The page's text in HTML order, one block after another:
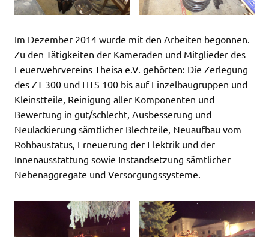
Im Dezember 2014 wurde mit den Arbeiten begonnen.
Zu den Tätigkeiten der Kameraden und Mitglieder des
Feuerwehrvereins Theisa e.V. gehörten: Die Zerlegung
des ZT 300 und HTS 100 bis auf Einzelbaugruppen und
Kleinstteile, Reinigung aller Komponenten und
Bewertung in gut/schlecht, Ausbesserung und
Neulackierung sämtlicher Blechteile, Neuaufbau vom
Rohbaustatus, Erneuerung der Elektrik und der
Innenausstattung sowie Instandsetzung sämtlicher
Nebenaggregate und Versorgungssysteme.